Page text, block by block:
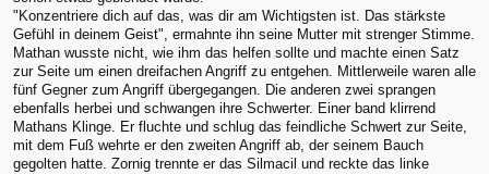
"Konzentriere dich auf das, was dir am Wichtigsten ist. Das stärkste
Gefühl in deinem Geist", ermahnte ihn seine Mutter mit strenger Stimme.
Mathan wusste nicht, wie ihm das helfen sollte und machte einen Satz
zur Seite um einen dreifachen Angriff zu entgehen. Mittlerweile waren alle
fünf Gegner zum Angriff übergegangen. Die anderen zwei sprangen
ebenfalls herbei und schwangen ihre Schwerter. Einer band klirrend
Mathans Klinge. Er fluchte und schlug das feindliche Schwert zur Seite,
mit dem Fuß wehrte er den zweiten Angriff ab, der seinem Bauch
gegolten hatte. Zornig trennte er das Silmacil und reckte das linke